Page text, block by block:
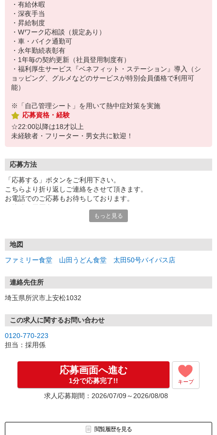
・有給休暇
・深夜手当
・昇給制度
・Wワーク応相談（規定あり）
・車・バイク通勤可
・永年勤続表彰有
・1年毎の契約更新（社員登用制度有）
・福利厚生サービス『ベネフィット・ステーション』導入（シ
ョッピング、グルメなどのサービスが特別会員価格で利用可
能）
※「自己管理シート」を用いて熱中症対策を実施
応募資格・経験
☆22:00以降は18才以上
未経験者・フリーター・男女共に歓迎！
応募方法
「応募する」ボタンをご利用下さい。
こちらより折り返しご連絡をさせて頂きます。
お電話でのご応募もお待ちしております。
もっと見る
地図
ファミリー食堂 山田うどん食堂 太田50号バイパス店
連絡先住所
埼玉県所沢市上安松1032
この求人に関するお問い合わせ
0120-770-223
担当：採用係
応募画面へ進む
1分で応募完了!! キープ
求人応募期間：2026/07/09～2026/08/08
閲覧履歴を見る